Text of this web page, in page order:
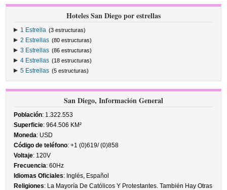
Hoteles San Diego por estrellas
1 Estrella (3 estructuras)
2 Estrellas (80 estructuras)
3 Estrellas (86 estructuras)
4 Estrellas (18 estructuras)
5 Estrellas (5 estructuras)
San Diego, Información General
Población: 1.322.553
Superficie: 964.506 KM²
Moneda: USD
Código de teléfono: +1 (0)619/ (0)858
Voltaje: 120V
Frecuencia: 60Hz
Idiomas Oficiales: Inglés, Español
Religiones: La Mayoría De Católicos Y Protestantes. También Hay Otras